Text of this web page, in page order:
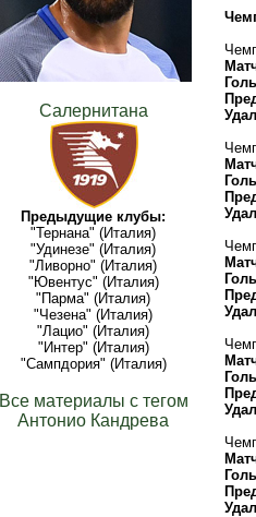
Салернитана
Предыдущие клубы:
"Тернана" (Италия)
"Удинезе" (Италия)
"Ливорно" (Италия)
"Ювентус" (Италия)
"Парма" (Италия)
"Чезена" (Италия)
"Лацио" (Италия)
"Интер" (Италия)
"Сампдория" (Италия)
Все материалы с тегом
Антонио Кандрева